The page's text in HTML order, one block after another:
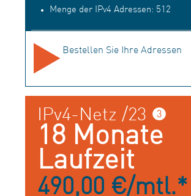
Menge der IPv4 Adressen: 512
Bestellen Sie Ihre Adressen
IPv4-Netz /23 ❸
18 Monate
Laufzeit
490,00 €/mtl.*